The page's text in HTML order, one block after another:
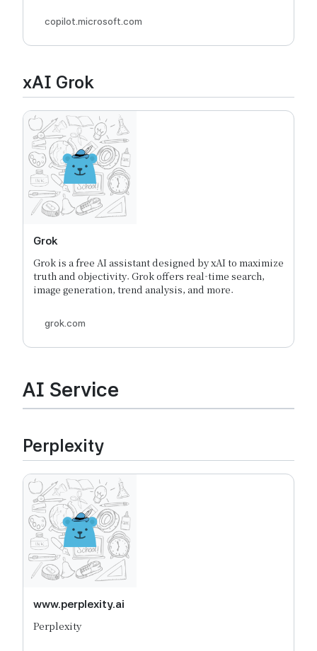
copilot.microsoft.com
xAI Grok
Grok
Grok is a free AI assistant designed by xAI to maximize
truth and objectivity. Grok offers real-time search,
image generation, trend analysis, and more.
grok.com
AI Service
Perplexity
www.perplexity.ai
Perplexity